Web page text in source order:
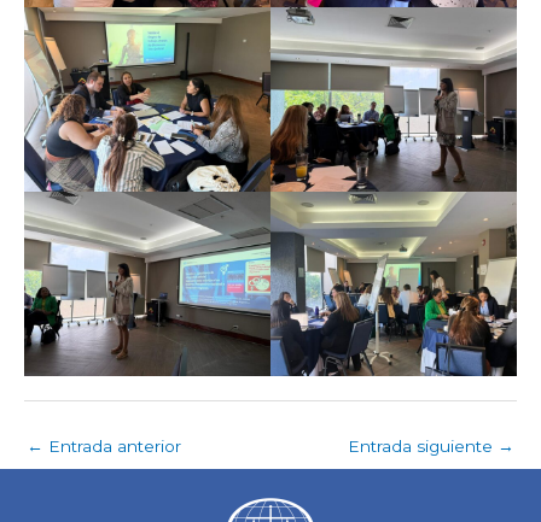
← Entrada anterior Entrada siguiente →